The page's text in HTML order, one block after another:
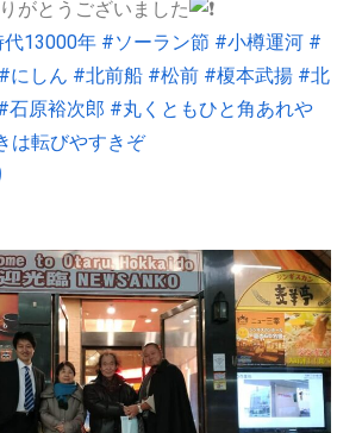
がとうございました
13000年 #ソーラン節 #小樽運河 #
#にしん #北前船 #松前 #榎本武揚 #北
石原裕次郎 #丸くともひと角あれや
は転びやすきぞ